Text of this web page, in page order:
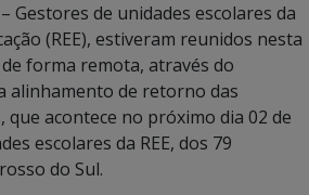
– Gestores de unidades escolares da
(REE), estiveram reunidos nesta
forma remota, através do
alinhamento de retorno das
que acontece no próximo dia 02 de
escolares da REE, dos 79
do Sul.